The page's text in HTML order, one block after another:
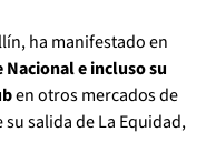
ha manifestado en
Nacional e incluso su
en otros mercados de
salida de La Equidad,